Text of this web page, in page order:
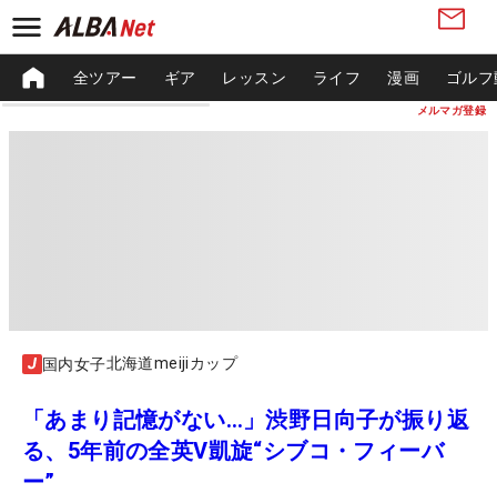
メルマガ登録
全ツアー ギア レッスン ライフ 漫画 ゴル
国内女子北海道meijiカップ
「あまり記憶がない…」渋野日向子が振り返
る、5年前の全英V凱旋“シブコ・フィーバ
ー”